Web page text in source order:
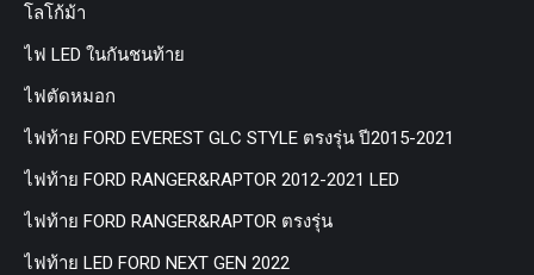
โลโก้ม้า
ไฟ LED ในกันชนท้าย
ไฟตัดหมอก
ไฟท้าย FORD EVEREST GLC STYLE ตรงรุ่น ปี2015-2021
ไฟท้าย FORD RANGER&RAPTOR 2012-2021 LED
ไฟท้าย FORD RANGER&RAPTOR ตรงรุ่น
ไฟท้าย LED FORD NEXT GEN 2022